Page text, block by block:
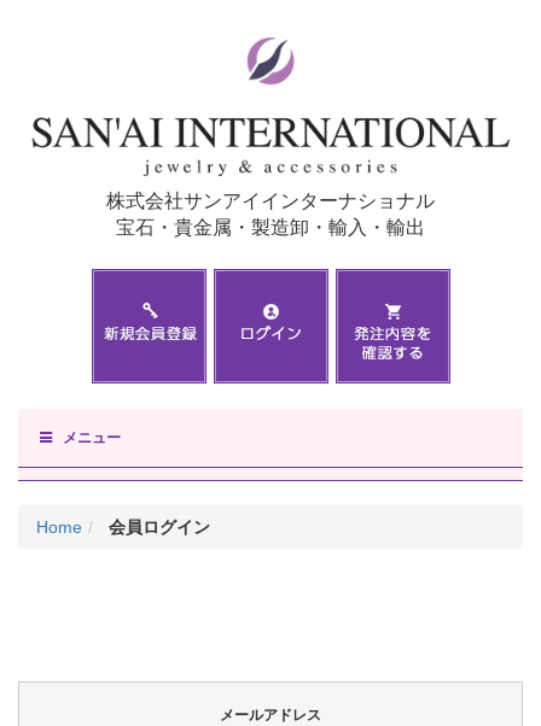
株式会社サンアイインターナショナル
宝石・貴金属・製造卸・輸入・輸出
メニュー
Home 会員ログイン
メールアドレス